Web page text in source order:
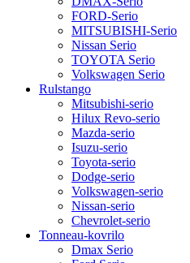
FORD-Serio
MITSUBISHI-Serio
Nissan Serio
TOYOTA Serio
Volkswagen Serio
Rulstango
Mitsubishi-serio
Hilux Revo-serio
Mazda-serio
Isuzu-serio
Toyota-serio
Dodge-serio
Volkswagen-serio
Nissan-serio
Chevrolet-serio
Tonneau-kovrilo
Dmax Serio